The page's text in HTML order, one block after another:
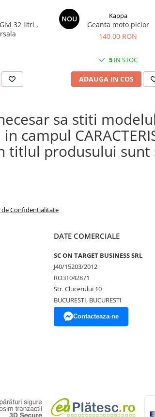
32 litri ,
NOU Kappa
Geanta moto picior
140,00 RON
5IN STOC
ADAUGA IN COS
sa stiti
campul
titlul produsului sunt
de Confidentialitate
DATE COMERCIALE
SC ON TARGET BUSINESS SRL
J40/15203/2012
RO31042871
Str. Clucerului 10
BUCURESTI, BUCURESTI
Contacteaza-ne